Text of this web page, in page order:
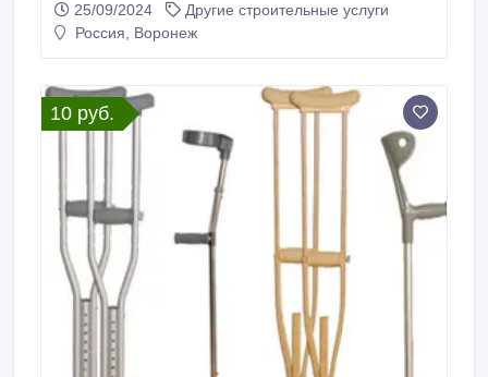
Вывезти мусор. Аккуратно по доступным ценам.
Спилить деревья и ветки бензопилами область.
25/09/2024
Другие строительные услуги
Россия, Воронеж
10 руб.